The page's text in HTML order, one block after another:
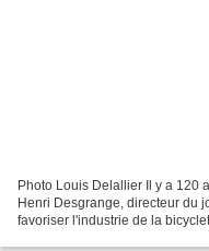
Photo Louis Delallier Il y a 120
Henri Desgrange, directeur du
favoriser l'industrie de la